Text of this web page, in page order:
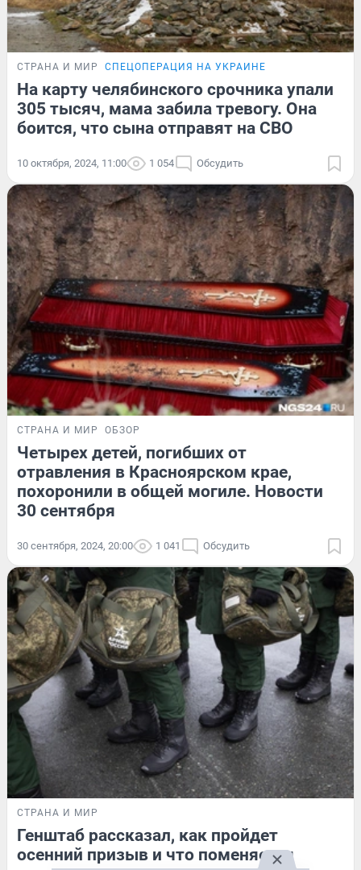
СТРАНА И МИР СПЕЦОПЕРАЦИЯ НА УКРАИНЕ
На карту челябинского срочника упали
305 тысяч, мама забила тревогу. Она
боится, что сына отправят на СВО
10 октября, 2024, 11:00 1 054 Обсудить
СТРАНА И МИР ОБЗОР
Четырех детей, погибших от
отравления в Красноярском крае,
похоронили в общей могиле. Новости
30 сентября
30 сентября, 2024, 20:00 1 041 Обсудить
СТРАНА И МИР
Генштаб рассказал, как пройдет
осенний призыв и что поменяется